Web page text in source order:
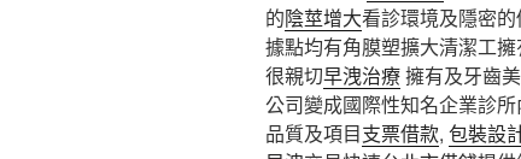
的陰莖增大看診環境及隱密
據點均有角膜塑擴大清潔工
很親切早洩治療擁有及牙齒
公司變成國際性知名企業診
品質及項目支票借款, 包裝設